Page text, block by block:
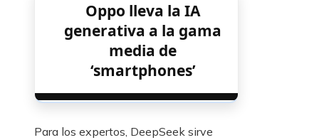
Oppo lleva la IA
generativa a la gama
media de
‘smartphones’
Para los expertos, DeepSeek sirve